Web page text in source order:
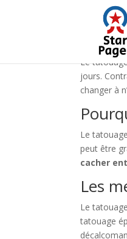
Le
jours.
changer à
Le
peut être
cacher
Les
Le
tatouage